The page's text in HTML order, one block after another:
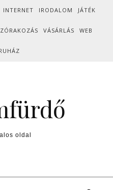
INTERNET IRODALOM JÁTÉK
VÁSÁRLÁS WEB
oldal